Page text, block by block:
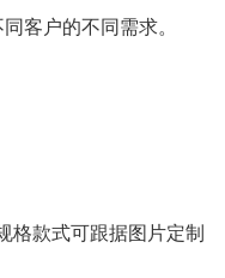
客户的不同需求。
格款式可跟据图片定制